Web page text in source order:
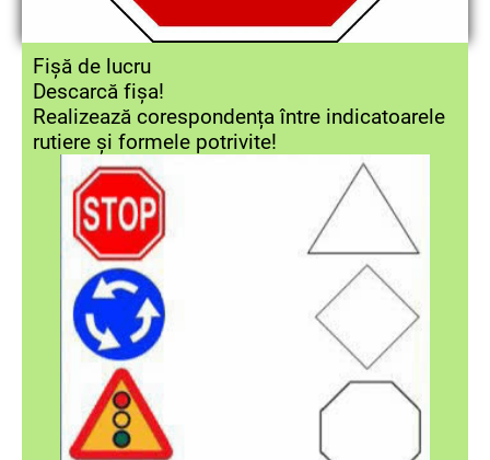
Fișă de lucru
Descarcă fișa!
Realizează corespondența între indicatoarele
rutiere și formele potrivite!